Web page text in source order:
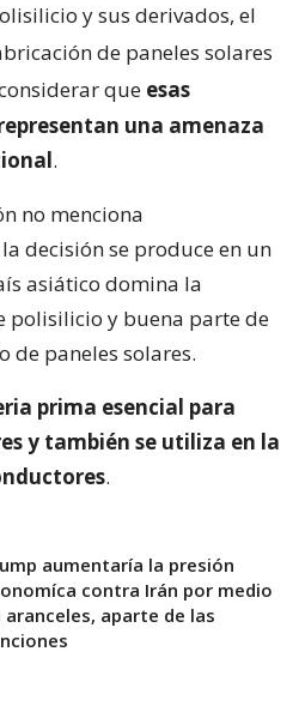
y sus derivados, el
de paneles solares
que esas
una amenaza
.
no menciona
decisión se produce en un
asiático domina la
polisilicio y buena parte de
de paneles solares.
prima esencial para
y también se utiliza en la
.
aumentaría la presión
contra Irán por medio
aranceles, aparte de las